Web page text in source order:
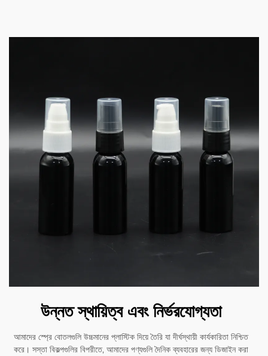
উন্নত স্থায়িত্ব এবং নির্ভরযোগ্যতা
আমাদের স্প্রে বোতলগুলি উচ্চমানের প্লাস্টিক দিয়ে তৈরি যা দীর্ঘস্থায়ী কার্যকারিতা নিশ্চিত
করে। সস্তা বিকল্পগুলির বিপরীতে, আমাদের পণ্যগুলি দৈনিক ব্যবহারের জন্য ডিজাইন করা